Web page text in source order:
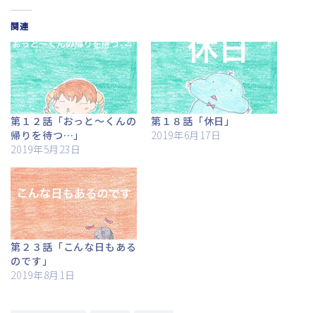
関連
第１２話「おっと～くんの
帰りを待つ…」
2019年5月23日
第１８話「休日」
2019年6月17日
第２３話「こんな日もある
のです」
2019年8月1日